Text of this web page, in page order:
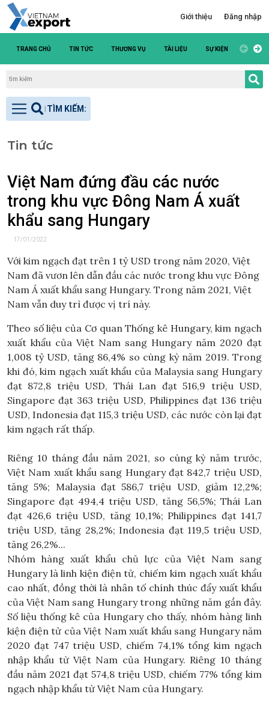
Giới thiệu Đăng nhập
TRANG CHỦ TIN TỨC THƯƠNG VỤ TÀI LIỆU SỰ KIỆN DANH
Tin tức
Việt Nam đứng đầu các nước
trong khu vực Đông Nam Á xuất
khẩu sang Hungary
17/01/2022
Với kim ngạch đạt trên 1 tỷ USD trong năm 2020, Việt
Nam đã vươn lên dẫn đầu các nước trong khu vực Đông
Nam Á xuất khẩu sang Hungary. Trong năm 2021, Việt
Nam vẫn duy trì được vị trí này.
Theo số liệu của Cơ quan Thống kê Hungary, kim ngạch
xuất khẩu của Việt Nam sang Hungary năm 2020 đạt
1,008 tỷ USD, tăng 86,4% so cùng kỳ năm 2019. Trong
khi đó, kim ngạch xuất khẩu của Malaysia sang Hungary
đạt 872,8 triệu USD, Thái Lan đạt 516,9 triệu USD,
Singapore đạt 363 triệu USD, Philippines đạt 136 triệu
USD, Indonesia đạt 115,3 triệu USD, các nước còn lại đạt
kim ngạch rất thấp.
Riêng 10 tháng đầu năm 2021, so cùng kỳ năm trước,
Việt Nam xuất khẩu sang Hungary đạt 842,7 triệu USD,
tăng 5%; Malaysia đạt 586,7 triệu USD, giảm 12,2%;
Singapore đạt 494,4 triệu USD, tăng 56,5%; Thái Lan
đạt 426,6 triệu USD, tăng 10,1%; Philippines đạt 141,7
triệu USD, tăng 28,2%; Indonesia đạt 119,5 triệu USD,
tăng 26,2%...
Nhóm hàng xuất khẩu chủ lực của Việt Nam sang
Hungary là linh kiện điện tử, chiếm kim ngạch xuất khẩu
cao nhất, đồng thời là nhân tố chính thúc đẩy xuất khẩu
của Việt Nam sang Hungary trong những năm gần đây.
Số liệu thống kê của Hungary cho thấy, nhóm hàng linh
kiện điện tử của Việt Nam xuất khẩu sang Hungary năm
2020 đạt 747 triệu USD, chiếm 74,1% tổng kim ngạch
nhập khẩu từ Việt Nam của Hungary. Riêng 10 tháng
đầu năm 2021 đạt 574,8 triệu USD, chiếm 77% tổng kim
ngạch nhập khẩu từ Việt Nam của Hungary.